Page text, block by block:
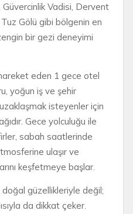
Vadisi, Dervent
Gölü gibi bölgenin en
bir gezi deneyimi
eden 1 gece otel
yoğun iş ve şehir
isteyenler için
Gece yolculuğu ile
sabah saatlerinde
ulaşır ve
keşfetmeye başlar.
doğal güzellikleriyle değil;
da dikkat çeker.